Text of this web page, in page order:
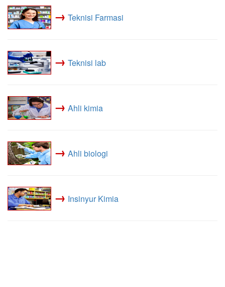
→ Teknisi Farmasi
→ Teknisi lab
→ Ahli kimia
→ Ahli biologi
→ Insinyur Kimia